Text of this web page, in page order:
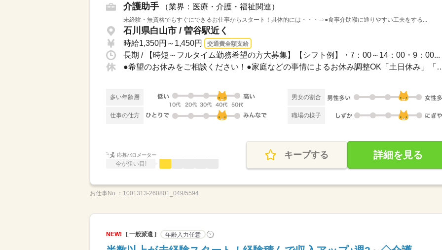
介護助手 （業界：医療・介護・福祉関連）
未経験・無資格でもすぐにできるお仕事からスタート！具体的には・・・⇒●食事介助喉に通りやすい工夫をする...
石川県白山市 / 曽谷駅近く
時給1,350円～1,450円 交通費全額支給
長期 / 【時短～フルタイム勤務希望の方大募集】【シフト例】・7：00～14：00・9：00...
●希望のお休みをご相談ください！●家庭などの事
多い年齢層 男女の割合
仕事の仕方 職場の様子
応募バロメーター
今が狙い目!
キープする 詳細を見る
お仕事No.： 1001313-260801_049/5594
NEW! [ 一般派遣 ] 年齢入力任意 ?